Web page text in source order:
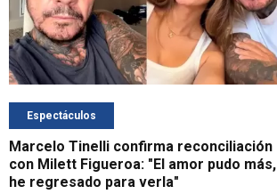
Espectáculos
Marcelo Tinelli confirma reconciliación
con Milett Figueroa: "El amor pudo más,
he regresado para verla"